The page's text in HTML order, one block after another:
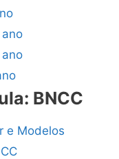
BNCC
e Modelos